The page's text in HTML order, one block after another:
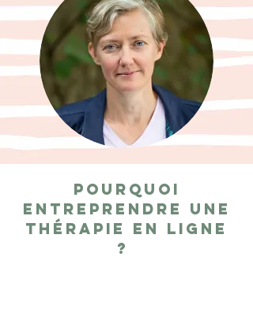
Pourquoi
entreprendre une
thérapie en ligne
?